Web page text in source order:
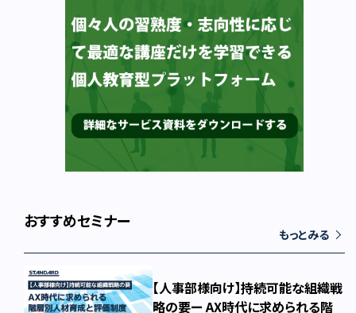
おすすめセミナー
もっとみる
【人事部様向け】持続可能な組織戦
略の要ー AX時代に求められる階